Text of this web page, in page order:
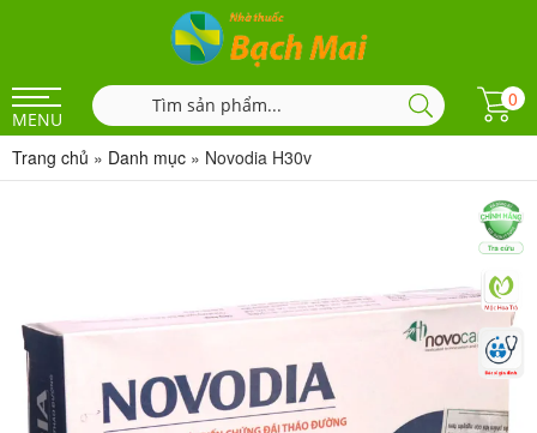
MENU
0
Trang chủ » Danh mục » Novodia H30v